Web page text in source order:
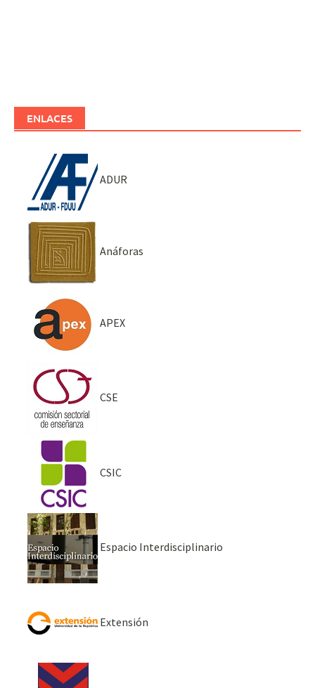
ENLACES
ADUR
Anáforas
APEX
CSE
CSIC
Espacio Interdisciplinario
Extensión